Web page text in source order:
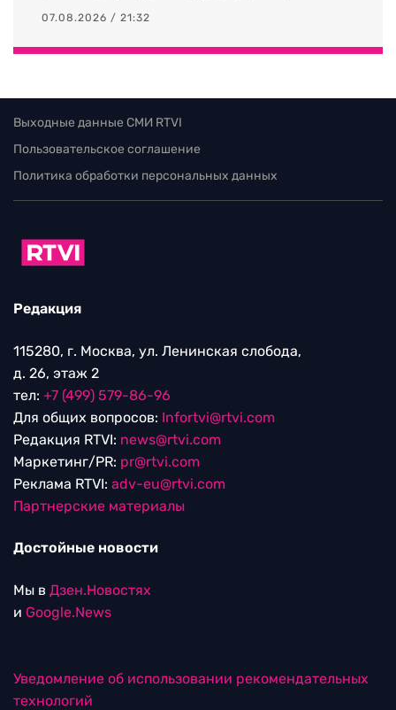
07.08.2026 / 21:32
Выходные данные СМИ RTVI
Пользовательское соглашение
Политика обработки персональных данных
Редакция
115280, г. Москва, ул. Ленинская слобода,
д. 26, этаж 2
тел: +7 (499) 579-86-96
Для общих вопросов: Infortvi@rtvi.com
Редакция RTVI: news@rtvi.com
Маркетинг/PR: pr@rtvi.com
Реклама RTVI: adv-eu@rtvi.com
Партнерские материалы
Достойные новости
Мы в Дзен.Новостях
и Google.News
Уведомление об использовании рекомендательных
технологий